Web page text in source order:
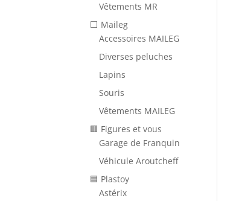
Vêtements MR
⬜ Maileg
Accessoires MAILEG
Diverses peluches
Lapins
Souris
Vêtements MAILEG
🟥 Figures et vous
Garage de Franquin
Véhicule Aroutcheff
🟦 Plastoy
Astérix